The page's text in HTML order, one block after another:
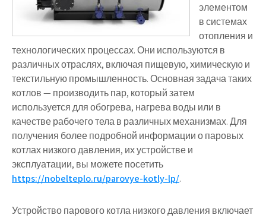
элементом
в системах
отопления и
технологических процессах. Они используются в
различных отраслях, включая пищевую, химическую и
текстильную промышленность. Основная задача таких
котлов — производить пар, который затем
используется для обогрева, нагрева воды или в
качестве рабочего тела в различных механизмах. Для
получения более подробной информации о паровых
котлах низкого давления, их устройстве и
эксплуатации, вы можете посетить
https://nobelteplo.ru/parovye-kotly-lp/.
Устройство парового котла низкого давления включает